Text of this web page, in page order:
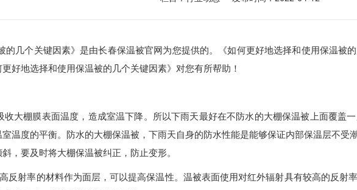
的几个关键因素》是由长春保温被官网为您提供的。《如何更好地选择和使用保温被
好地选择和使用保温被的几个关键因素》对您有所帮助！
收大棚膜表面温度，造成室温下降。所以下雨天最好在不防水的大棚保温被上面覆盖
温度的平衡。防水的大棚保温被，下雨天自身的防水性能是能够保证内部保温层不
，要及时将大棚保温被纠正，防止变形。
反射率的材料作为面层，可以提高保温性。温被表面使用对红外辐射具有较高的反射